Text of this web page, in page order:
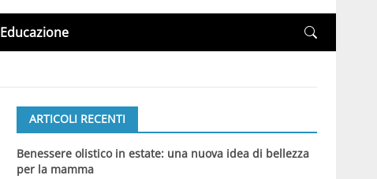
Educazione
ARTICOLI RECENTI
Benessere olistico in estate: una nuova idea di bellezza
per la mamma